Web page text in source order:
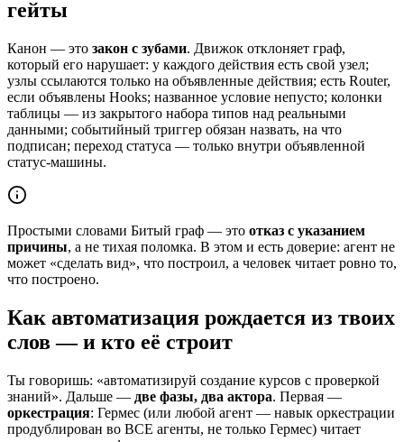
гейты
Канон — это закон с зубами. Движок отклоняет граф,
который его нарушает: у каждого действия есть свой узел;
узлы ссылаются только на объявленные действия; есть Router,
если объявлены Hooks; названное условие непусто; колонки
таблицы — из закрытого набора типов над реальными
данными; событийный триггер обязан назвать, на что
подписан; переход статуса — только внутри объявленной
статус-машины.
Простыми словами Битый граф — это отказ с указанием
причины, а не тихая поломка. В этом и есть доверие: агент не
может «сделать вид», что построил, а человек читает ровно то,
что построено.
Как автоматизация рождается из твоих
слов — и кто её строит
Ты говоришь: «автоматизируй создание курсов с проверкой
знаний». Дальше — две фазы, два актора. Первая —
оркестрация: Гермес (или любой агент — навык оркестрации
продублирован во ВСЕ агенты, не только Гермес) читает